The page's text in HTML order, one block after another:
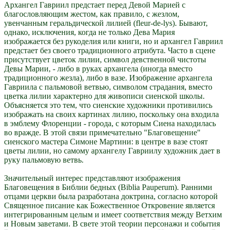
Архангел Гавриил предстает перед Девой Марией с
благословляющим жестом, как правило, с жезлом,
увенчанным геральдической лилией (fleur-de-lys). Бывают,
однако, исключения, когда не только Дева Мария
изображается без рукоделия или книги, но и архангел Гавриил
предстает без своего традиционного атрибута. Часто в сцене
присутствует цветок лилии, символ девственной чистоты
Девы Марии, - либо в руках архангела (иногда вместо
традиционного жезла), либо в вазе. Изображение архангела
Гавриила с пальмовой ветвью, символом страдания, вместо
цветка лилии характерно для живописи сиенской школы.
Объясняется это тем, что сиенские художники противились
изображать на своих картинах лилию, поскольку она входила
в эмблему Флоренции - города, с которым Сиена находилась
во вражде. В этой связи примечательно "Благовещение"
сиенского мастера Симоне Мартини: в центре в вазе стоят
цветы лилии, но самому архангелу Гавриилу художник дает в
руку пальмовую ветвь.
Значительный интерес представляют изображения
Благовещения в Библии бедных (Biblia Pauperum). Ранними
отцами церкви была разработана доктрина, согласно которой
Священное писание как Божественное Откровение является
интегрированным целым и имеет соответствия между Ветхим
и Новым заветами. В свете этой теории персонажи и события